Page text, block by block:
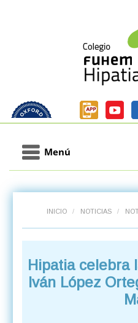
Menú
INICIO / NOTICIAS /
Hipatia celebra
Iván López